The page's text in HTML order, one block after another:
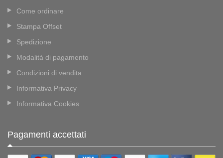
Come ordinare
Stampa Offset
Spedizione
Modalità di pagamento
Condizioni di vendita
Informativa Privacy
Informativa Cookies
Pagamenti accettati